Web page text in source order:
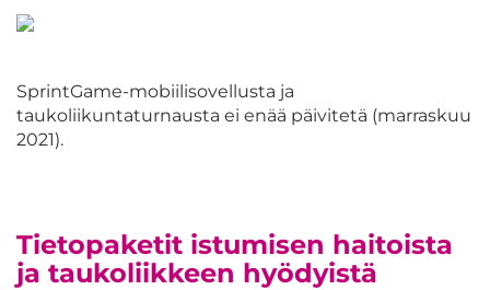
SprintGame-mobiilisovellusta ja
taukoliikuntaturnausta ei enää päivitetä (marraskuu
2021).
Tietopaketit istumisen haitoista
ja taukoliikkeen hyödyistä